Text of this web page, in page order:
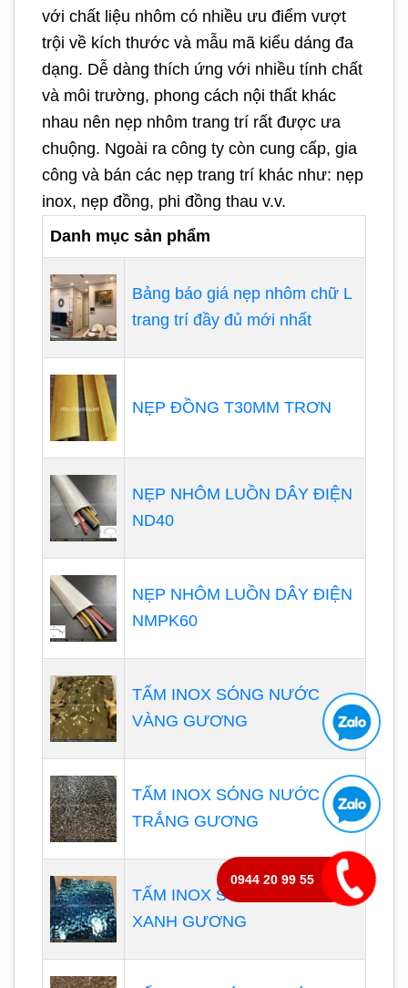
với chất liệu nhôm có nhiều ưu điểm vượt
trội về kích thước và mẫu mã kiểu dáng đa
dạng. Dễ dàng thích ứng với nhiều tính chất
và môi trường, phong cách nội thất khác
nhau nên nẹp nhôm trang trí rất được ưa
chuộng. Ngoài ra công ty còn cung cấp, gia
công và bán các nẹp trang trí khác như: nẹp
inox, nẹp đồng, phi đồng thau v.v.
Danh mục sản phẩm
Bảng báo giá nẹp nhôm chữ L
trang trí đầy đủ mới nhất
NẸP ĐỒNG T30MM TRƠN
NẸP NHÔM LUỒN DÂY ĐIỆN
ND40
NẸP NHÔM LUỒN DÂY ĐIỆN
NMPK60
TẤM INOX SÓNG NƯỚC
VÀNG GƯƠNG
TẤM INOX SÓNG NƯỚC
TRẮNG GƯƠNG
TẤM INOX SÓNG NƯỚC
XANH GƯƠNG
0944 20 99 55